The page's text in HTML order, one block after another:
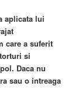
aplicata lui
care a suferit
si
Daca nu
sau o intreaga